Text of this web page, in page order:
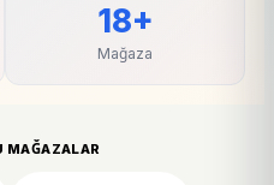
18+
Mağaza
MAĞAZALAR